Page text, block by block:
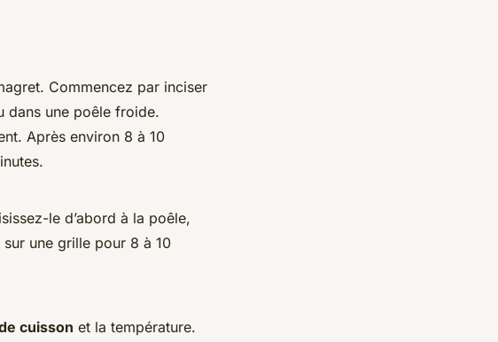
Commencez par inciser
dans une poêle froide.
Après environ 8 à 10
le d’abord à la poêle,
une grille pour 8 à 10
cuisson et la température.